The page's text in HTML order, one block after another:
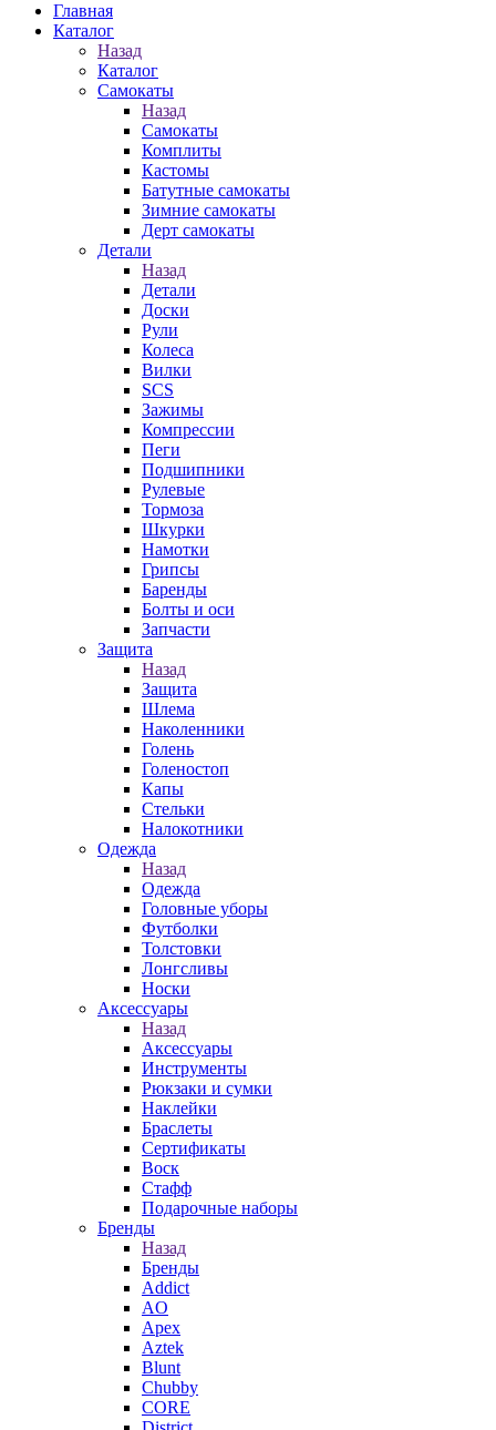
Главная
Каталог
Назад
Каталог
Самокаты
Назад
Самокаты
Комплиты
Кастомы
Батутные самокаты
Зимние самокаты
Дерт самокаты
Детали
Назад
Детали
Доски
Рули
Колеса
Вилки
SCS
Зажимы
Компрессии
Пеги
Подшипники
Рулевые
Тормоза
Шкурки
Намотки
Грипсы
Баренды
Болты и оси
Запчасти
Защита
Назад
Защита
Шлема
Наколенники
Голень
Голеностоп
Капы
Стельки
Налокотники
Одежда
Назад
Одежда
Головные уборы
Футболки
Толстовки
Лонгсливы
Носки
Аксессуары
Назад
Аксессуары
Инструменты
Рюкзаки и сумки
Наклейки
Браслеты
Сертификаты
Воск
Стафф
Подарочные наборы
Бренды
Назад
Бренды
Addict
AO
Apex
Aztek
Blunt
Chubby
CORE